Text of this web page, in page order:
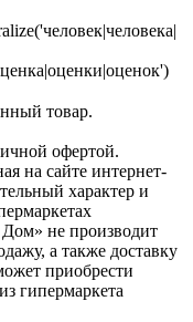
товар.
офертой.
на сайте интернет-
характер и
не производит
а также доставку
приобрести
гипермаркета